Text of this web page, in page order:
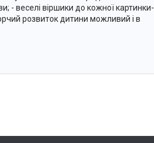
- веселі віршики до кожної картинки-
розвиток дитини можливий і в